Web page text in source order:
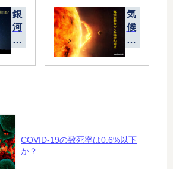
タ
ン
に
異
生
在
す
る
す
る
銀
河
系
、
的
文
明
気
候
変
を
的
COVID-19の致死率は0.6%以下
か？